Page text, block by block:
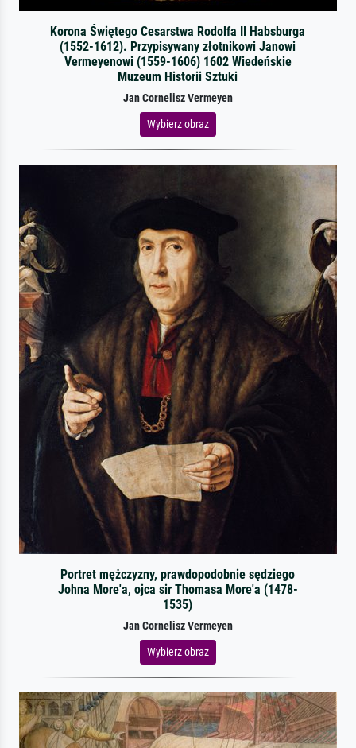
Korona Świętego Cesarstwa Rodolfa II Habsburga
(1552-1612). Przypisywany złotnikowi Janowi
Vermeyenowi (1559-1606) 1602 Wiedeńskie
Muzeum Historii Sztuki
Jan Cornelisz Vermeyen
Wybierz obraz
Portret mężczyzny, prawdopodobnie sędziego
Johna More'a, ojca sir Thomasa More'a (1478-
1535)
Jan Cornelisz Vermeyen
Wybierz obraz